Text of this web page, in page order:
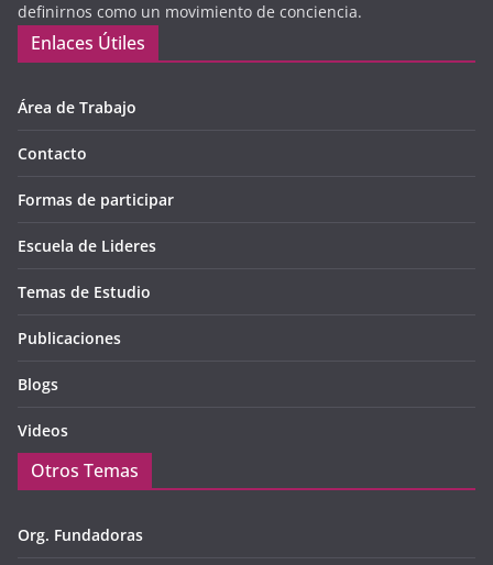
definirnos como un movimiento de conciencia.
Enlaces Útiles
Área de Trabajo
Contacto
Formas de participar
Escuela de Lideres
Temas de Estudio
Publicaciones
Blogs
Videos
Otros Temas
Org. Fundadoras